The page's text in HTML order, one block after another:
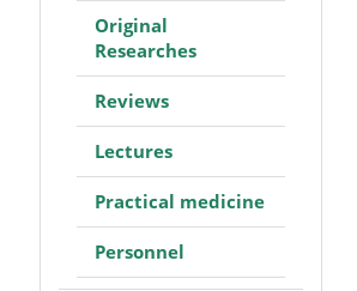
Original
Researches
Reviews
Lectures
Practical medicine
Personnel